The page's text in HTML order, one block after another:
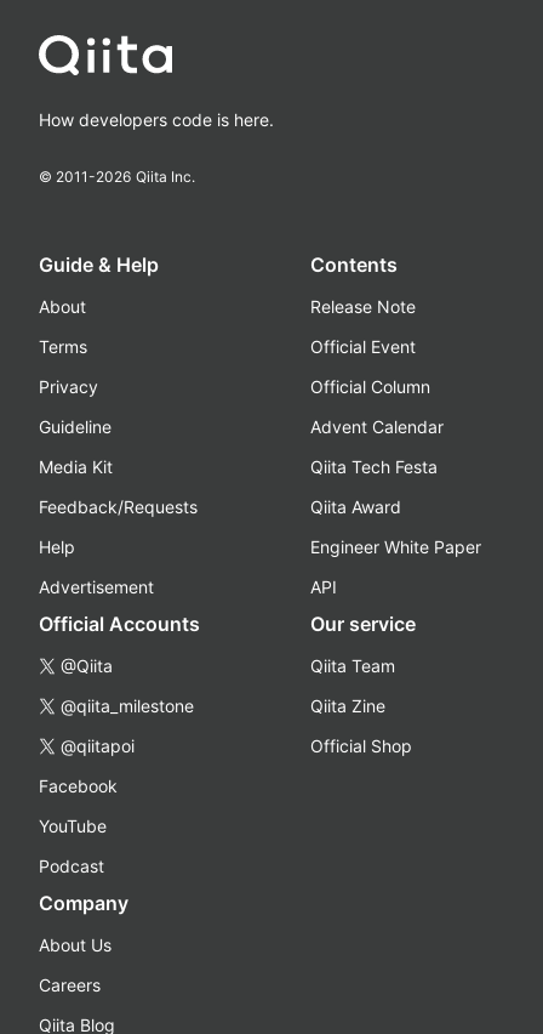
How developers code is here.
© 2011-2026 Qiita Inc.
Guide & Help
About
Terms
Privacy
Guideline
Media Kit
Feedback/Requests
Help
Advertisement
Contents
Release Note
Official Event
Official Column
Advent Calendar
Qiita Tech Festa
Qiita Award
Engineer White Paper
API
Official Accounts
@Qiita
@qiita_milestone
@qiitapoi
Facebook
YouTube
Podcast
Our service
Qiita Team
Qiita Zine
Official Shop
Company
About Us
Careers
Qiita Blog